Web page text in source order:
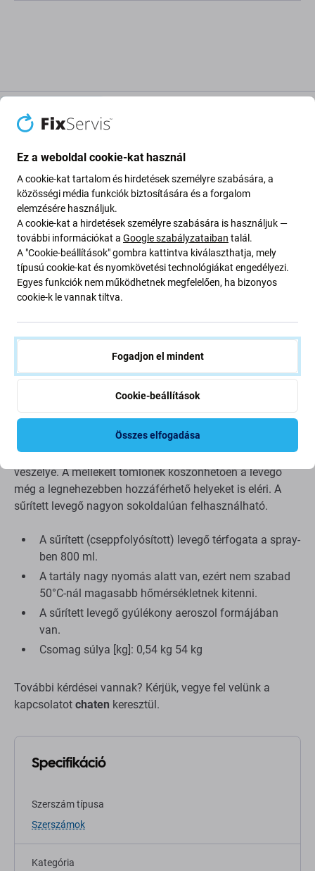
Micro Chip Electronic - Sűrített levegő
elektronikai tisztításhoz - 800ml
A sűrített levegő ideális tisztítószer elektronikai
eszközökhöz, rendkívül erős, elsősorban a por és
szennyeződések nehezen elérhető helyekről, például
ventilátorokról, hűtőbordákról, alaplapokról és egyéb
NYÁK-okról, optikai meghajtókról, nyomtatókról,
faxgépekről, laptopokról, kamerákról és objektívekről,
objektívekről és billentyűzetről való elfújására tervezték.
Mivel ez a sűrített levegő nem tartalmaz levegő
Röviden, bárhová alkalmas, ahová normál tisztítás során
nem lehet eljutni, vagy ahol fennáll a mechanikai sérülés
veszélye. A mellékelt tömlőnek köszönhetően a levegő
még a legnehezebben hozzáférhető helyeket is eléri. A
sűrített levegő nagyon sokoldalúan felhasználható.
A sűrített (cseppfolyósított) levegő térfogata a spray-
ben 800 ml.
A tartály nagy nyomás alatt van, ezért nem szabad
50°C-nál magasabb hőmérsékletnek kitenni.
A sűrített levegő gyúlékony aeroszol formájában
van.
Csomag súlya [kg]: 0,54 kg 54 kg
További kérdései vannak? Kérjük, vegye fel velünk a
kapcsolatot chaten keresztül.
Specifikáció
Szerszám típusa
Szerszámok
Kategória
Ez a weboldal cookie-kat használ
A cookie-kat tartalom és hirdetések személyre szabására, a
közösségi média funkciók biztosítására és a forgalom
elemzésére használjuk.
A cookie-kat a hirdetések személyre szabására is használjuk —
további információkat a Google szabályzataiban talál.
A "Cookie-beállítások" gombra kattintva kiválaszthatja, mely
típusú cookie-kat és nyomkövetési technológiákat engedélyezi.
Egyes funkciók nem működhetnek megfelelően, ha bizonyos
cookie-k le vannak tiltva.
Fogadjon el mindent
Cookie-beállítások
Összes elfogadása